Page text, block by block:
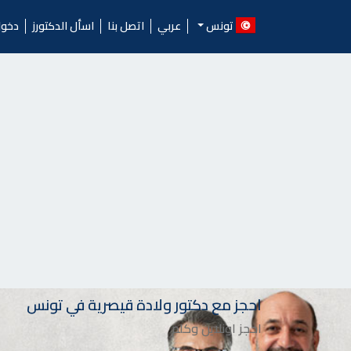
الدكتورز.. احجز موعد مع
اسأل الدكتورز اتصل بنا عربي
احجز مع دكتور ولادة قيصرية في تونس
احجز اونلاين وكلم